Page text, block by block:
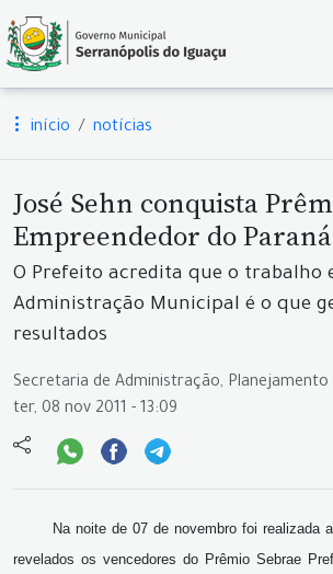
início notícias
José Sehn conquista
Empreendedor do Paraná
O Prefeito acredita que o trabalho
Administração Municipal é o que
resultados
Secretaria de Administração, Planejamento
ter, 08 nov 2011 - 13:09
Na noite de 07 de novembro foi realizada
revelados os vencedores do Prêmio Sebrae